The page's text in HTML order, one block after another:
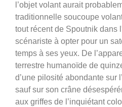
l’objet volant aurait
traditionnelle soucoupe
tout récent de Spoutnik dans
scénariste à opter pour un
temps à ses yeux. De
terrestre humanoïde de
d’une pilosité abondante sur
sauf sur son crâne
aux griffes de l’inquiétant